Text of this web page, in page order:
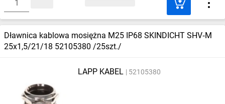
Dławnica kablowa mosiężna M25 IP68 SKINDICHT SHV‑M
25x1,5/21/18 52105380 /25szt./
LAPP KABEL 52105380